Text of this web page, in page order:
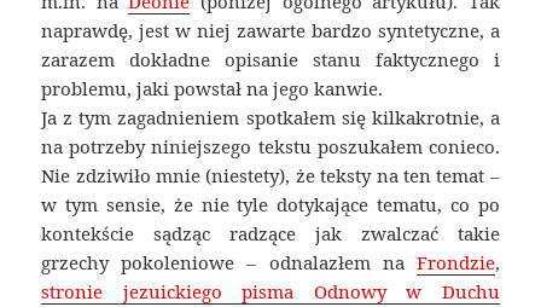
naprawdę, jest w niej zawarte bardzo syntetyczne, a
zarazem dokładne opisanie stanu faktycznego i
problemu, jaki powstał na jego kanwie.
Ja z tym zagadnieniem spotkałem się kilkakrotnie, a
na potrzeby niniejszego tekstu poszukałem conieco.
Nie zdziwiło mnie (niestety), że teksty na ten temat –
w tym sensie, że nie tyle dotykające tematu, co po
kontekście sądząc radzące jak zwalczać takie
grzechy pokoleniowe – odnalazłem na Frondzie,
stronie jezuickiego pisma Odnowy w Duchu